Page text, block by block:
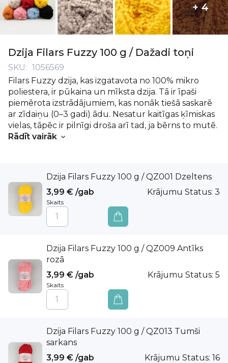
Dzija Filars Fuzzy 100 g / Dažadi toņi
SKU
1056569
Filars Fuzzy dzija, kas izgatavota no 100% mikro
poliestera, ir pūkaina un mīksta dzija. Tā ir īpaši
piemērota izstrādājumiem, kas nonāk tiešā saskarē
ar zīdaiņu (0–3 gadi) ādu. Nesatur kaitīgas ķīmiskas
vielas, tāpēc ir pilnīgi droša arī tad, ja bērns to mutē.
Hipoalerģiska. Lieliska dzija arī somu tamborēšanai.
Rādīt vairāk
items
Dzija Filars Fuzzy 100 g / QZ001 Dzeltens
3,99 € /gab
Skaits
Krājumu Status: 3
Dzija Filars Fuzzy 100 g / QZ009 Antīks
rozā
3,99 € /gab
Skaits
Krājumu Status: 5
Dzija Filars Fuzzy 100 g / QZ013 Tumši
sarkans
3,99 € /gab Krājumu Status: 16
+ 4
uz
galerijas
sākumu